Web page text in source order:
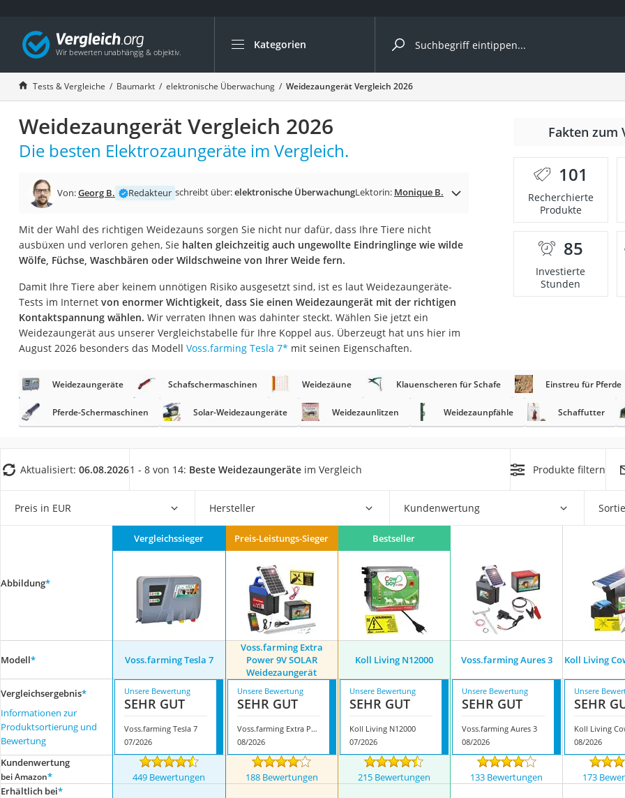
Kategorien
Die beliebtesten Vergleiche nach Kategorie
Baumarkt
Tresor feuerfest
Makita-Akku-Rasenmäher
Kappsäge
Smartes Türschloss
Akku-Rasentrimmer
Split-Klimaanlage 2 Innengeräte
Pelletofen
Tiefbrunnenpumpe
Fliesenschneider
Hochdruckreiniger
Überwachungskamera
Benzinrasenmäher mit Elektrostart
Multimeter
Winterharte Palmen
Gasdurchlauferhitzer
Service
Tests & Vergleiche Baumarkt elektronische Überwachung Weidezaungerät Vergleich 2026
Weidezaungerät Vergleich 2026
Die besten Elektrozaungeräte im Vergleich.
Von:Georg B. Redakteur schreibt über:elektronische ÜberwachungLektorin: Monique B.
Mit der Wahl des richtigen Weidezauns sorgen Sie nicht nur dafür, dass Ihre Tiere nicht
ausbüxen und verloren gehen, Sie halten gleichzeitig auch ungewollte Eindringlinge wie wilde
Wölfe, Füchse, Waschbären oder Wildschweine von Ihrer Weide fern.
Damit Ihre Tiere aber keinem unnötigen Risiko ausgesetzt sind, ist es laut Weidezaungeräte-
Tests im Internet von enormer Wichtigkeit, dass Sie einen Weidezaungerät mit der richtigen
Kontaktspannung wählen. Wir verraten Ihnen was dahinter steckt. Wählen Sie jetzt ein
Weidezaungerät aus unserer Vergleichstabelle für Ihre Koppel aus. Überzeugt hat uns hier im
August 2026 besonders das Modell Voss.farming Tesla 7* mit seinen Eigenschaften.
Fakten zum
101
Recherchierte
Produkte
85
Investierte
Stunden
Weidezaungeräte Schafschermaschinen Weidezäune Klauenscheren für Schafe Einstreu für Pferde
Pferde-Schermaschinen Solar-Weidezaungeräte Weidezaunlitzen Weidezaunpfähle Schaffutter
Aktualisiert: 06.08.20261 - 8 von 14: Beste Weidezaungeräte im Vergleich Produkte filtern
Preis in EUR Hersteller Kundenwertung
Abbildung*
Vergleichssieger Preis-Leistungs-Sieger Bestseller
Modell* Voss.farming Tesla 7
Voss.farming Extra
Power 9V SOLAR
Weidezaungerät
Koll Living N12000 Voss.farming Aures 3 Koll Living
Vergleichsergebnis*
Informationen zur
Produktsortierung und
Bewertung
Unsere Bewertung
SEHR GUT
Voss.farming Tesla 7
07/2026
Unsere Bewertung
SEHR GUT
Voss.farming Extra Power 9V SOLAR Weidezaungerät
08/2026
Unsere Bewertung
SEHR GUT
Koll Living N12000
07/2026
Unsere Bewertung
SEHR GUT
Voss.farming Aures 3
08/2026
Unsere
SEHR
08/2026
Kundenwertung
bei Amazon* 449 Bewertungen 188 Bewertungen 215 Bewertungen 133 Bewertungen 173
Erhältlich bei*